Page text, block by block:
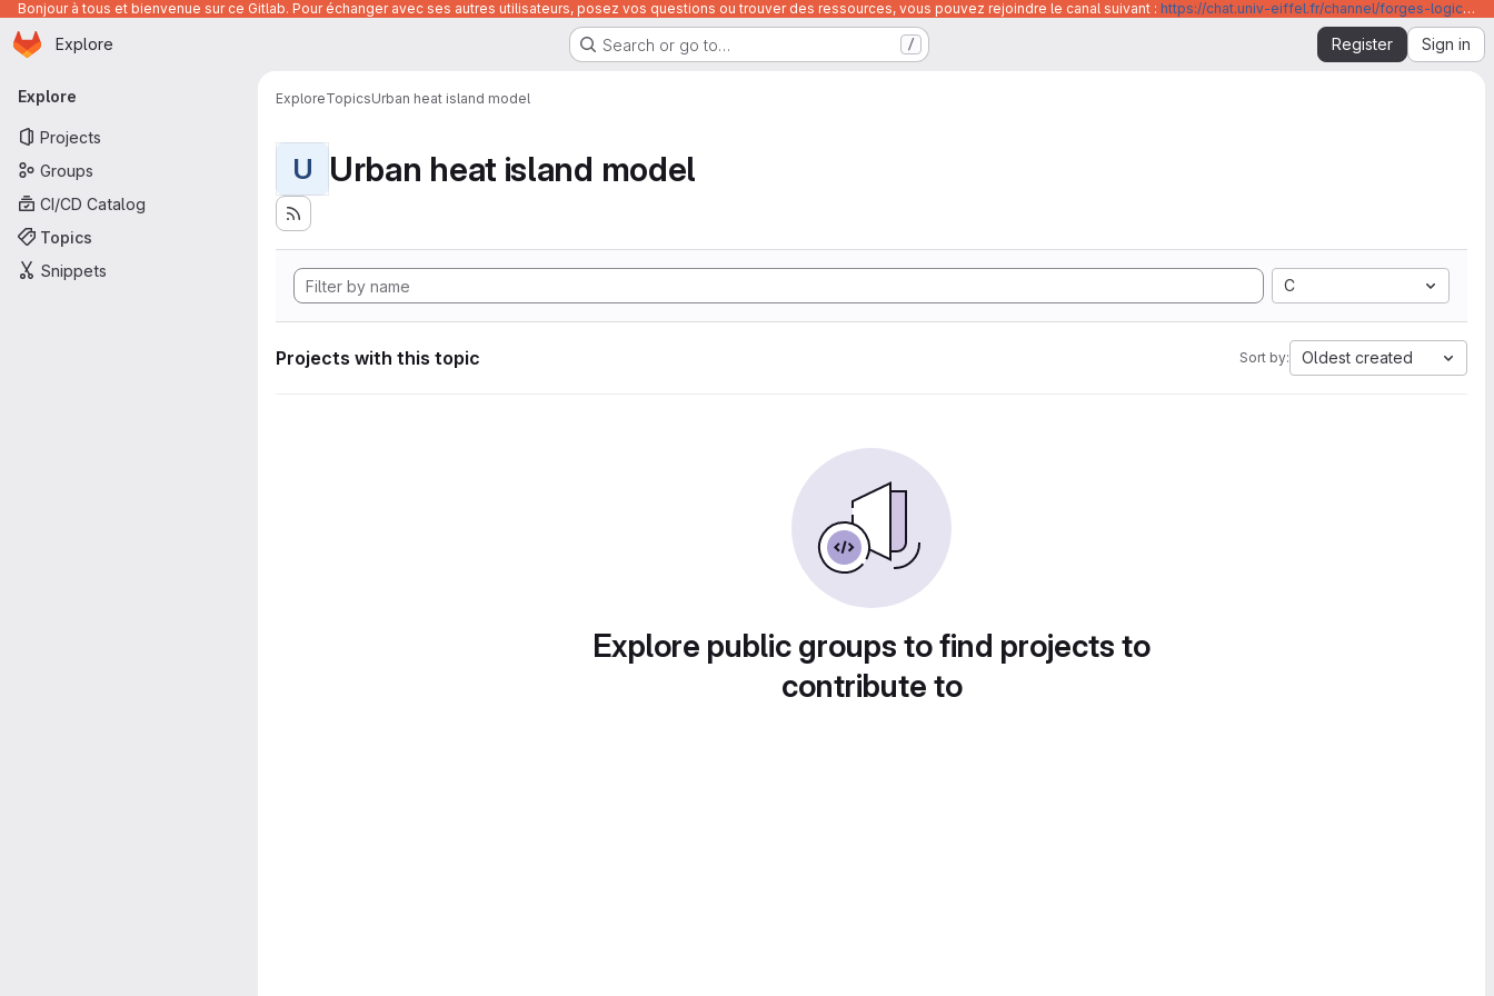
Bonjour à tous et bienvenue sur ce Gitlab. Pour échanger avec ses autres utilisateurs, posez vos questions ou trouver des ressources, vous pouvez rejoindre le canal suivant : https://chat.univ-eiffel.fr/channel/forges-logicielles-github-et-gitlab-universite-gustave-eiffel
Skip to main content
Homepage
Explore Search or go to… / Register Sign in
Primary navigation
Explore
Projects
Groups
CI/CD Catalog
Topics
Snippets
ExploreTopicsUrban heat island model
U Urban heat island model
C
Projects with this topic Sort by: Oldest created
Explore public groups to find projects to
contribute to